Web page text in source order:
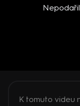
K tomuto videu